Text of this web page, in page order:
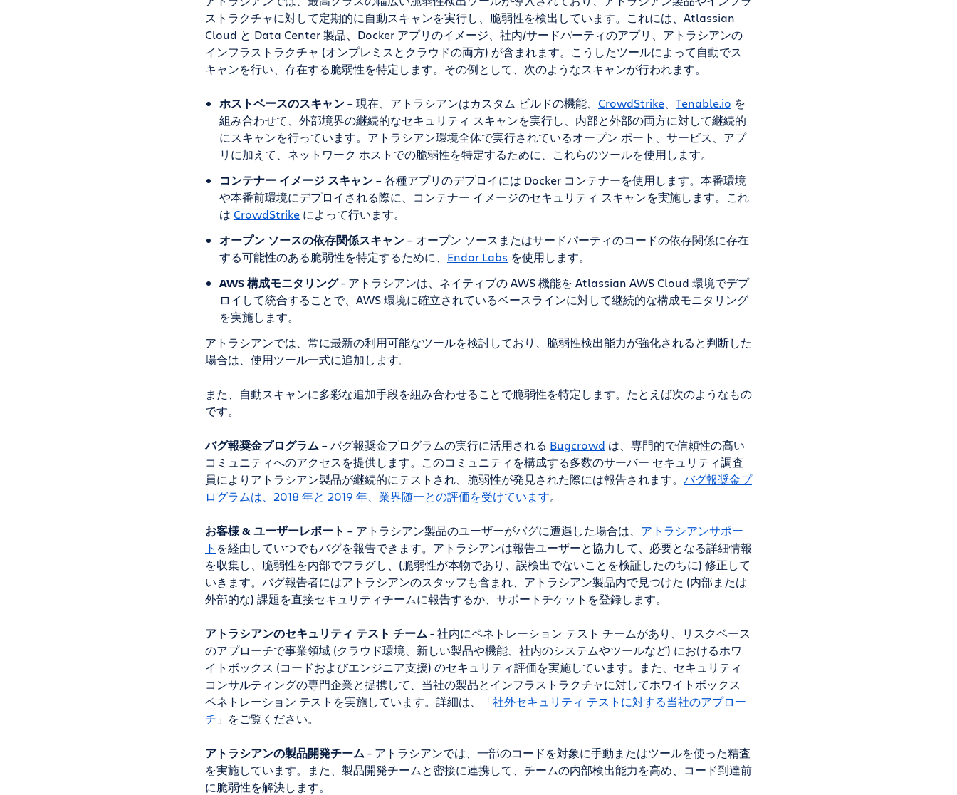
ストラクチャに対して定期的に自動スキャンを実行し、脆弱性を検出しています。これには、Atlassian
Cloud と Data Center 製品、Docker アプリのイメージ、社内/サードパーティのアプリ、アトラシアンの
インフラストラクチャ (オンプレミスとクラウドの両方) が含まれます。こうしたツールによって自動でス
キャンを行い、存在する脆弱性を特定します。その例として、次のようなスキャンが行われます。
ホストベースのスキャン– 現在、アトラシアンはカスタム ビルドの機能、 CrowdStrike、 Tenable.io を
組み合わせて、外部境界の継続的なセキュリティ スキャンを実行し、内部と外部の両方に対して継続的
にスキャンを行っています。アトラシアン環境全体で実行されているオープン ポート、サービス、アプ
リに加えて、ネットワーク ホストでの脆弱性を特定するために、これらのツールを使用します。
コンテナー イメージ スキャン– 各種アプリのデプロイには Docker コンテナーを使用します。本番環境
や本番前環境にデプロイされる際に、コンテナー イメージのセキュリティ スキャンを実施します。これ
は CrowdStrikeによって行います。
オープン ソースの依存関係スキャン– オープン ソースまたはサードパーティのコードの依存関係に存在
する可能性のある脆弱性を特定するために、 Endor Labs を使用します。
AWS 構成モニタリング- アトラシアンは、ネイティブの AWS 機能を Atlassian AWS Cloud 環境でデプ
ロイして統合することで、AWS 環境に確立されているベースラインに対して継続的な構成モニタリング
を実施します。
アトラシアンでは、常に最新の利用可能なツールを検討しており、脆弱性検出能力が強化されると判断した
場合は、使用ツール一式に追加します。
また、自動スキャンに多彩な追加手段を組み合わせることで脆弱性を特定します。たとえば次のようなもの
です。
バグ報奨金プログラム– バグ報奨金プログラムの実行に活用される Bugcrowd は、専門的で信頼性の高い
コミュニティへのアクセスを提供します。このコミュニティを構成する多数のサーバー セキュリティ調査
員によりアトラシアン製品が継続的にテストされ、脆弱性が発見された際には報告されます。 バグ報奨金プ
ログラムは、2018 年と 2019 年、業界随一との評価を受けています。
お客様 & ユーザーレポート – アトラシアン製品のユーザーがバグに遭遇した場合は、 アトラシアンサポー
ト を経由していつでもバグを報告できます。アトラシアンは報告ユーザーと協力して、必要となる詳細情報
を収集し、脆弱性を内部でフラグし、(脆弱性が本物であり、誤検出でないことを検証したのちに) 修正して
いきます。バグ報告者にはアトラシアンのスタッフも含まれ、アトラシアン製品内で見つけた (内部または
外部的な) 課題を直接セキュリティチームに報告するか、サポートチケットを登録します。
アトラシアンのセキュリティ テスト チーム- 社内にペネトレーション テスト チームがあり、リスクベース
のアプローチで事業領域 (クラウド環境、新しい製品や機能、社内のシステムやツールなど) におけるホワ
イトボックス (コードおよびエンジニア支援) のセキュリティ評価を実施しています。また、セキュリティ
コンサルティングの専門企業と提携して、当社の製品とインフラストラクチャに対してホワイトボックス
ペネトレーション テストを実施しています。詳細は、「社外セキュリティ テストに対する当社のアプロー
チ 」をご覧ください。
アトラシアンの製品開発チーム- アトラシアンでは、一部のコードを対象に手動またはツールを使った精査
を実施しています。また、製品開発チームと密接に連携して、チームの内部検出能力を高め、コード到達前
に脆弱性を解決します。